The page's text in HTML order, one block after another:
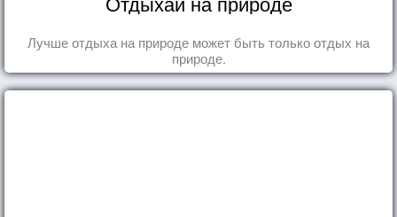
Лучше отдыха на природе может быть только отдых на
природе.